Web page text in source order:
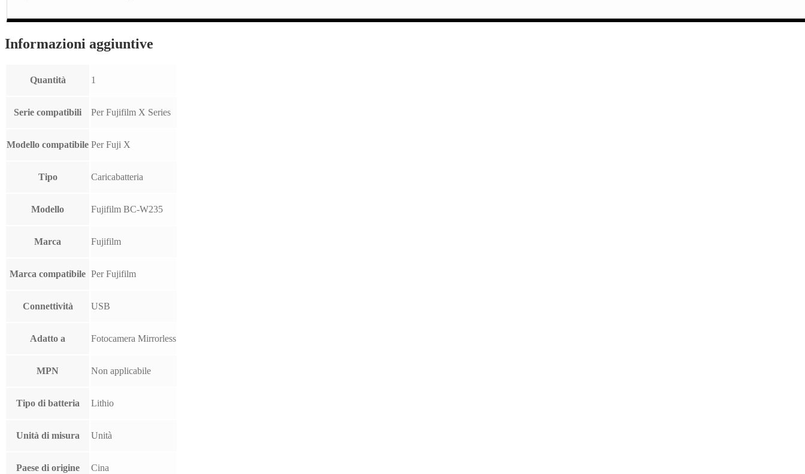
Informazioni aggiuntive
Quantità 1
Serie compatibili Per Fujifilm X Series
Modello compatibile Per Fuji X
Tipo Caricabatteria
Modello Fujifilm BC-W235
Marca Fujifilm
Marca compatibile Per Fujifilm
Connettività USB
Adatto a Fotocamera Mirrorless
MPN Non applicabile
Tipo di batteria Lithio
Unità di misura Unità
Paese di origine Cina